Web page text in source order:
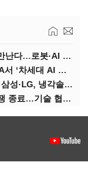
구광모-젠슨 황, 두 달 만에 또 만난다…로봇·AI 등 논의
LG ‘당신과 함께하는 혁신’…IFA서 ‘차세대 AI 홈’ 비전 공개
“AI 데이터센터 수요 잡아라”…삼성·LG, 냉각솔루션 속도전
삼성전자-넷리스트 6년 특허분쟁 종료…기술 협력 확대 합의